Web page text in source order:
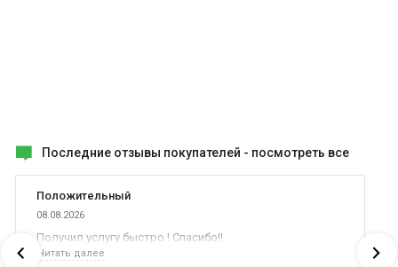
Последние отзывы покупателей - посмотреть все
Положительный
08.08.2026
Получил услугу быстро ! Спасибо!!
Читать далее